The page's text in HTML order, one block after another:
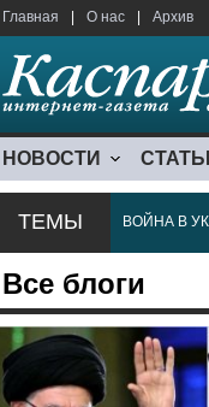
Главная О нас Архив
НОВОСТИ
ТЕМЫ ВОЙНА В
Все блоги